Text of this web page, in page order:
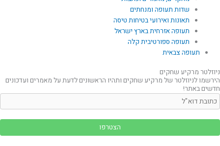
שדות תעופה ומנחתים
תאונות ואירועי בטיחות טיסה
תעופה אזרחית בארץ ישראל
תעופה ספורטיבית קלה
תעופה צבאית
ניוזלטר מרקיע שחקים
הירשמו לניוזלטר של מרקיע שחקים ותהיו הראשונים לדעת על מאמרים ועדכונים
חדשים באתר!